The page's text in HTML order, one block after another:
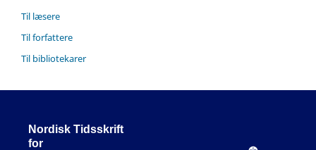
Til læsere
Til forfattere
Til bibliotekarer
Nordisk Tidsskrift
for